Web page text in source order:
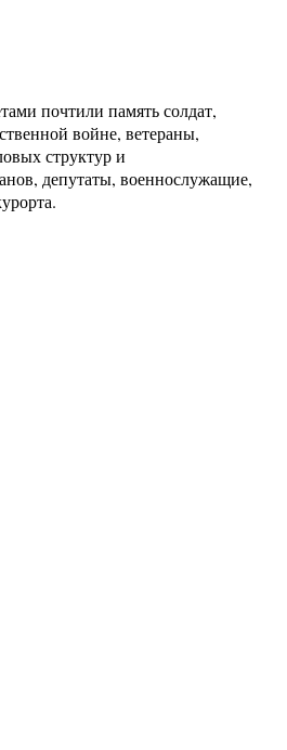
почтили память солдат,
войне, ветераны,
структур и
депутаты, военнослужащие,